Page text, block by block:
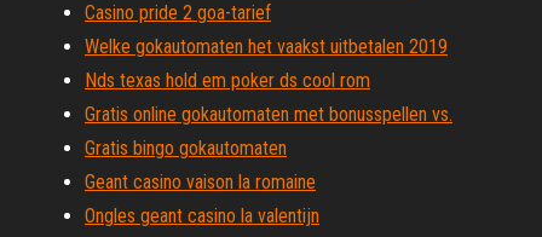
Casino pride 2 goa-tarief
Welke gokautomaten het vaakst uitbetalen 2019
Nds texas hold em poker ds cool rom
Gratis online gokautomaten met bonusspellen vs.
Gratis bingo gokautomaten
Geant casino vaison la romaine
Ongles geant casino la valentijn